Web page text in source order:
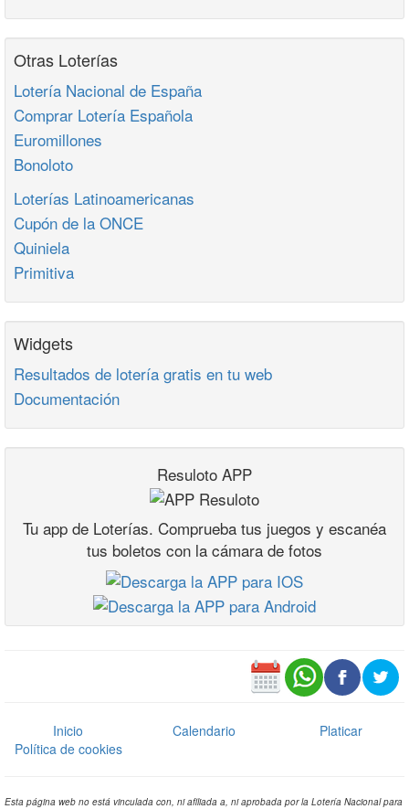
Otras Loterías
Lotería Nacional de España
Comprar Lotería Española
Euromillones
Bonoloto
Loterías Latinoamericanas
Cupón de la ONCE
Quiniela
Primitiva
Widgets
Resultados de lotería gratis en tu web
Documentación
Resuloto APP
Tu app de Loterías. Comprueba tus juegos y escanéa
tus boletos con la cámara de fotos
Inicio Calendario
Platicar
Política de cookies
Esta página web no está vinculada con, ni afiliada a, ni aprobada por la Lotería Nacional para